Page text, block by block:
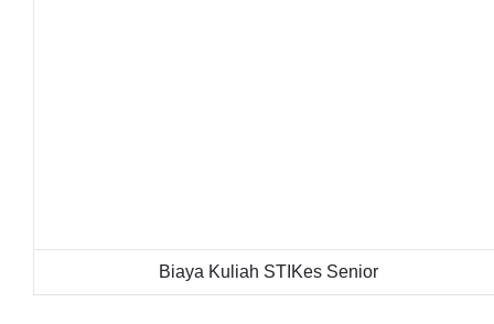
Biaya Kuliah STIKes Senior